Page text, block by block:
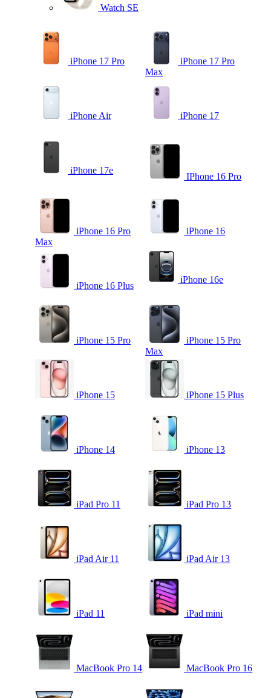
Watch SE
iPhone 17 Pro
iPhone 17 Pro
Max
iPhone Air iPhone 17
iPhone 17e
IPhone 16 Pro
iPhone 16 Pro
Max
iPhone 16
iPhone 16 Plus
iPhone 16e
iPhone 15 Pro
iPhone 15 Pro
Max
iPhone 15 iPhone 15 Plus
iPhone 14 iPhone 13
iPad Pro 11 iPad Pro 13
iPad Air 11 iPad Air 13
iPad 11 iPad mini
MacBook Pro 14 MacBook Pro 16